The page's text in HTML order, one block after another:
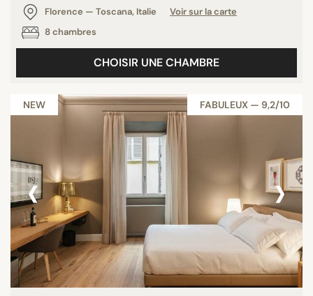
Florence — Toscana, Italie
Voir sur la carte
8 chambres
CHOISIR UNE CHAMBRE
NEW FABULEUX — 9,2/10
‹ ›